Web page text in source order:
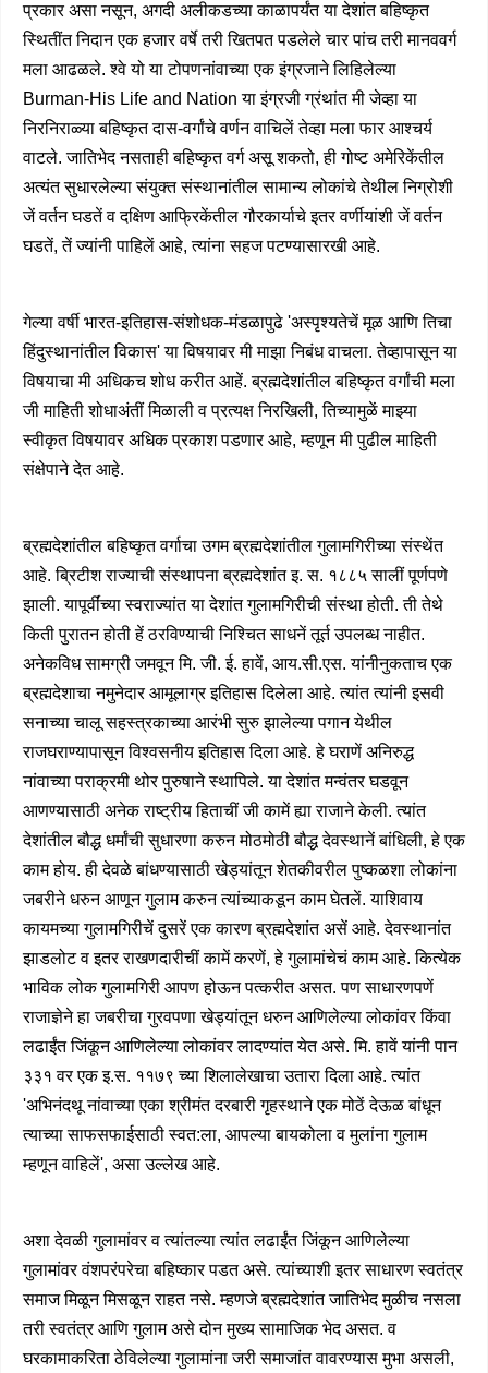
प्रकार असा नसून, अगदी अलीकडच्या काळापर्यंत या देशांत बहिष्कृत
स्थितींत निदान एक हजार वर्षे तरी खितपत पडलेले चार पांच तरी मानववर्ग
मला आढळले. श्वे यो या टोपणनांवाच्या एक इंग्रजाने लिहिलेल्या
Burman-His Life and Nation या इंग्रजी ग्रंथांत मी जेव्हा या
निरनिराळ्या बहिष्कृत दास-वर्गांचे वर्णन वाचिलें तेव्हा मला फार आश्चर्य
वाटले. जातिभेद नसताही बहिष्कृत वर्ग असू शकतो, ही गोष्ट अमेरिकेंतील
अत्यंत सुधारलेल्या संयुक्त संस्थानांतील सामान्य लोकांचे तेथील निग्रोशी
जें वर्तन घडतें व दक्षिण आफ्रिकेंतील गौरकार्याचे इतर वर्णीयांशी जें वर्तन
घडतें, तें ज्यांनी पाहिलें आहे, त्यांना सहज पटण्यासारखी आहे.
गेल्या वर्षी भारत-इतिहास-संशोधक-मंडळापुढे 'अस्पृश्यतेचें मूळ आणि तिचा
हिंदुस्थानांतील विकास' या विषयावर मी माझा निबंध वाचला. तेव्हापासून या
विषयाचा मी अधिकच शोध करीत आहें. ब्रह्मदेशांतील बहिष्कृत वर्गांची मला
जी माहिती शोधाअंतीं मिळाली व प्रत्यक्ष निरखिली, तिच्यामुळें माझ्या
स्वीकृत विषयावर अधिक प्रकाश पडणार आहे, म्हणून मी पुढील माहिती
संक्षेपाने देत आहे.
ब्रह्मदेशांतील बहिष्कृत वर्गाचा उगम ब्रह्मदेशांतील गुलामगिरीच्या संस्थेंत
आहे. ब्रिटीश राज्याची संस्थापना ब्रह्मदेशांत इ. स. १८८५ सालीं पूर्णपणे
झाली. यापूर्वींच्या स्वराज्यांत या देशांत गुलामगिरीची संस्था होती. ती तेथे
किती पुरातन होती हें ठरविण्याची निश्चित साधनें तूर्त उपलब्ध नाहीत.
अनेकविध सामग्री जमवून मि. जी. ई. हावें, आय.सी.एस. यांनीनुकताच एक
ब्रह्मदेशाचा नमुनेदार आमूलाग्र इतिहास दिलेला आहे. त्यांत त्यांनी इसवी
सनाच्या चालू सहस्त्रकाच्या आरंभी सुरु झालेल्या पगान येथील
राजघराण्यापासून विश्वसनीय इतिहास दिला आहे. हे घराणें अनिरुद्ध
नांवाच्या पराक्रमी थोर पुरुषाने स्थापिले. या देशांत मन्वंतर घडवून
आणण्यासाठी अनेक राष्ट्रीय हिताचीं जी कामें ह्या राजाने केली. त्यांत
देशांतील बौद्ध धर्मांची सुधारणा करुन मोठमोठी बौद्ध देवस्थानें बांधिली, हे एक
काम होय. ही देवळे बांधण्यासाठी खेड्यांतून शेतकीवरील पुष्कळशा लोकांना
जबरीने धरुन आणून गुलाम करुन त्यांच्याकडून काम घेतलें. याशिवाय
कायमच्या गुलामगिरीचें दुसरें एक कारण ब्रह्मदेशांत असें आहे. देवस्थानांत
झाडलोट व इतर राखणदारीचीं कामें करणें, हे गुलामांचेचं काम आहे. कित्येक
भाविक लोक गुलामगिरी आपण होऊन पत्करीत असत. पण साधारणपणें
राजाज्ञेने हा जबरीचा गुरवपणा खेड्यांतून धरुन आणिलेल्या लोकांवर किंवा
लढाईंत जिंकून आणिलेल्या लोकांवर लादण्यांत येत असे. मि. हावें यांनी पान
३३१ वर एक इ.स. ११७९ च्या शिलालेखाचा उतारा दिला आहे. त्यांत
'अभिनंदथू नांवाच्या एका श्रीमंत दरबारी गृहस्थाने एक मोठें देऊळ बांधून
त्याच्या साफसफाईसाठी स्वत:ला, आपल्या बायकोला व मुलांना गुलाम
म्हणून वाहिलें', असा उल्लेख आहे.
अशा देवळी गुलामांवर व त्यांतल्या त्यांत लढाईंत जिंकून आणिलेल्या
गुलामांवर वंशपरंपरेचा बहिष्कार पडत असे. त्यांच्याशी इतर साधारण स्वतंत्र
समाज मिळून मिसळून राहत नसे. म्हणजे ब्रह्मदेशांत जातिभेद मुळीच नसला
तरी स्वतंत्र आणि गुलाम असे दोन मुख्य सामाजिक भेद असत. व
घरकामाकरिता ठेविलेल्या गुलामांना जरी समाजांत वावरण्यास मुभा असली,